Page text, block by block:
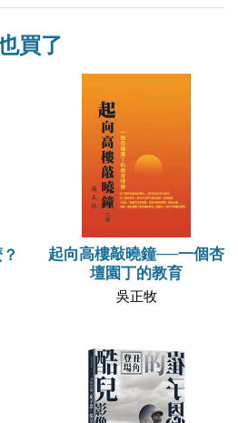
買了
起向高樓敲曉鐘──一個杏
壇園丁的教育
吳正牧